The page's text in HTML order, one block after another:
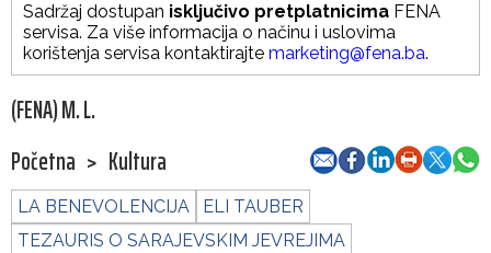
Sadržaj dostupan isključivo pretplatnicima FENA
servisa. Za više informacija o načinu i uslovima
korištenja servisa kontaktirajte marketing@fena.ba.
(FENA) M. L.
Početna > Kultura
LA BENEVOLENCIJA
ELI TAUBER
TEZAURIS O SARAJEVSKIM JEVREJIMA